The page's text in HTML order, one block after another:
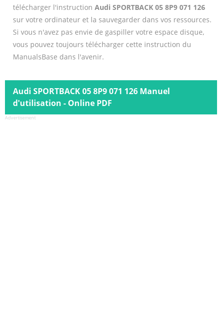
télécharger l'instruction Audi SPORTBACK 05 8P9 071 126
sur votre ordinateur et la sauvegarder dans vos ressources.
Si vous n'avez pas envie de gaspiller votre espace disque,
vous pouvez toujours télécharger cette instruction du
ManualsBase dans l'avenir.
Audi SPORTBACK 05 8P9 071 126 Manuel
d'utilisation - Online PDF
Advertisement